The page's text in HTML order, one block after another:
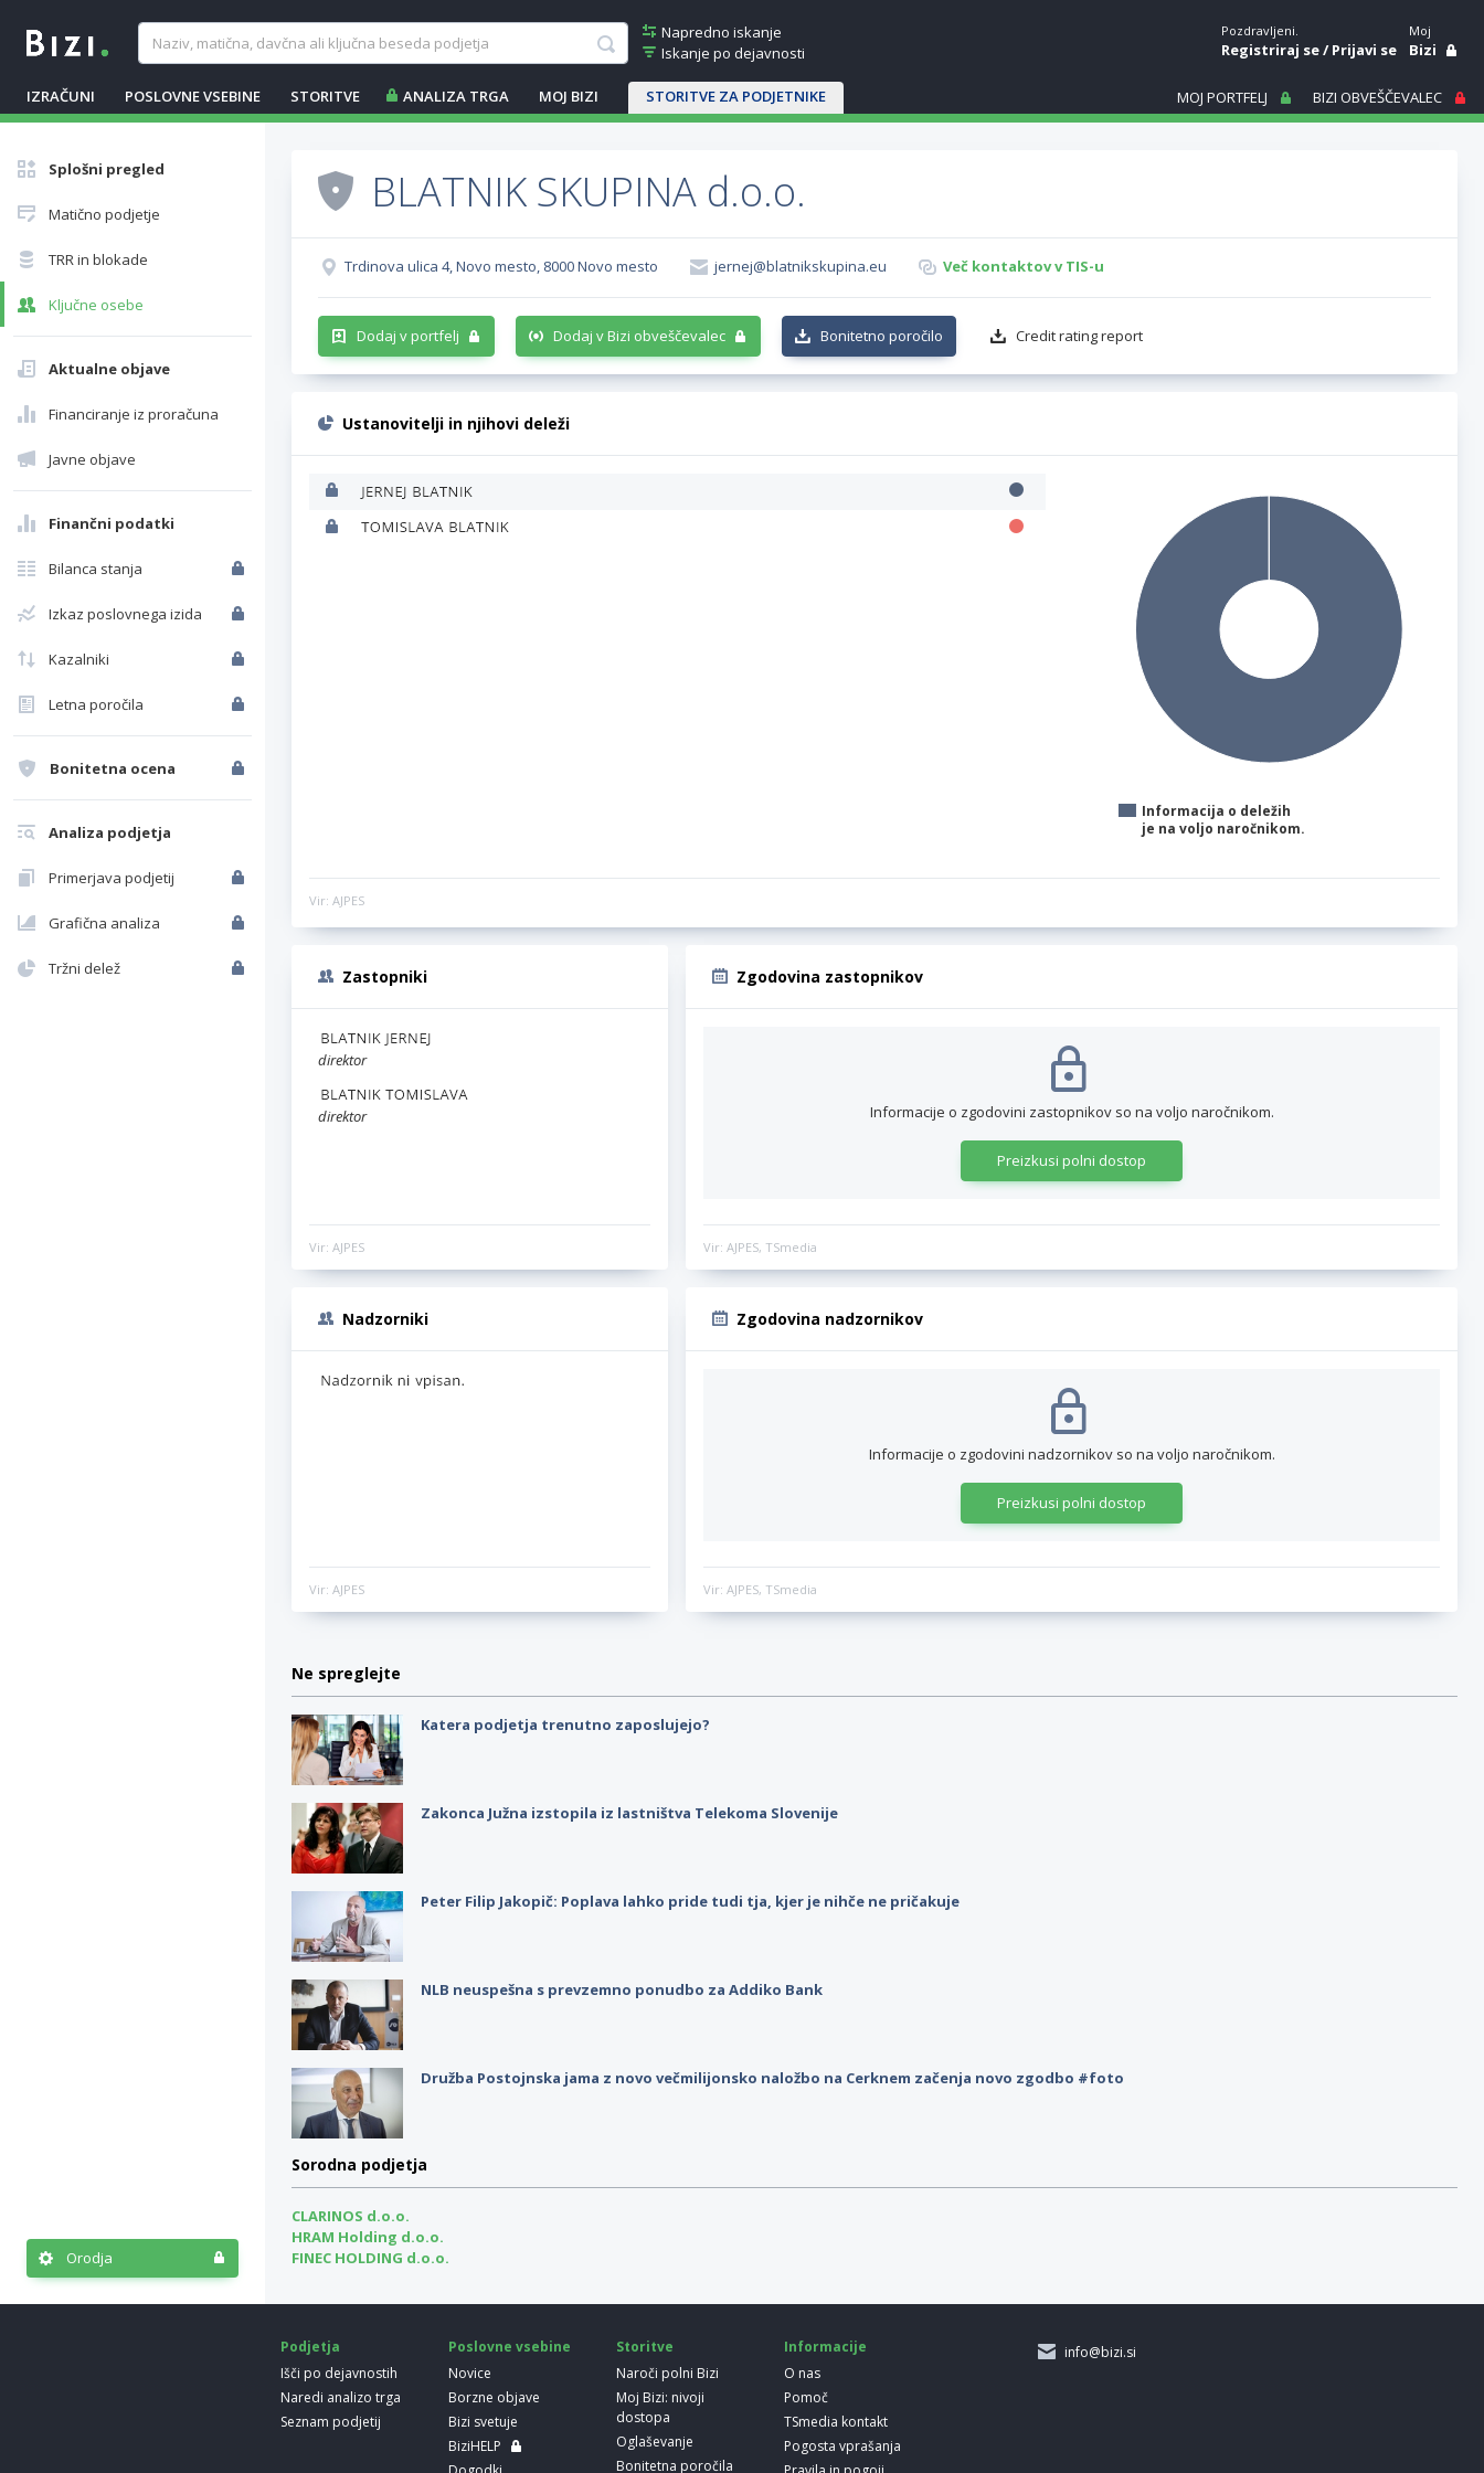
Napredno iskanje
Iskanje po dejavnosti
IZRAČUNI POSLOVNE VSEBINE STORITVE ANALIZA TRGA MOJ BIZI STORITVE ZA PODJETNIKE
Pozdravljeni.
Registriraj se/Prijavi se
Moj
Bizi
MOJ PORTFELJ BIZI OBVEŠČEVALEC
Splošni pregled
Matično podjetje
TRR in blokade
Ključne osebe
Aktualne objave
Financiranje iz proračuna
Javne objave
Finančni podatki
Bilanca stanja
Izkaz poslovnega izida
Kazalniki
Letna poročila
Bonitetna ocena
Analiza podjetja
Primerjava podjetij
Grafična analiza
Tržni delež
Orodja
BLATNIK SKUPINA d.o.o.
Trdinova ulica 4, Novo mesto, 8000 Novo mesto jernej@blatnikskupina.eu Več kontaktov v TIS-u
Dodaj v portfelj Dodaj v Bizi obveščevalec Bonitetno poročilo Credit rating report
Ustanovitelji in njihovi deleži
Informacija o deležih
je na voljo naročnikom.
Vir: AJPES
Zastopniki
direktor
direktor
Vir: AJPES
Zgodovina zastopnikov
Informacije o zgodovini zastopnikov so na voljo naročnikom.
Preizkusi polni dostop
Vir: AJPES, TSmedia
Nadzorniki
Vir: AJPES
Zgodovina nadzornikov
Informacije o zgodovini nadzornikov so na voljo naročnikom.
Preizkusi polni dostop
Vir: AJPES, TSmedia
Ne spreglejte
Katera podjetja trenutno zaposlujejo?
Zakonca Južna izstopila iz lastništva Telekoma Slovenije
Peter Filip Jakopič: Poplava lahko pride tudi tja, kjer je nihče ne pričakuje
NLB neuspešna s prevzemno ponudbo za Addiko Bank
Družba Postojnska jama z novo večmilijonsko naložbo na Cerknem začenja novo zgodbo #foto
Sorodna podjetja
CLARINOS d.o.o.
HRAM Holding d.o.o.
FINEC HOLDING d.o.o.
Podjetja
Išči po dejavnostih
Naredi analizo trga
Seznam podjetij
Poslovne vsebine
Novice
Borzne objave
Bizi svetuje
BiziHELP
Storitve
Naroči polni Bizi
Moj Bizi: nivoji
dostopa
Oglaševanje
Bonitetna poročila
Informacije
O nas
Pomoč
TSmedia kontakt
Pogosta vprašanja
info@bizi.si